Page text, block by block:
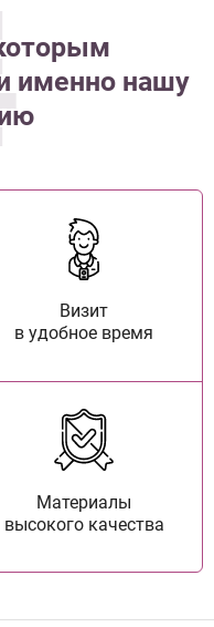
именно нашу
Визит
в удобное время
Материалы
высокого качества